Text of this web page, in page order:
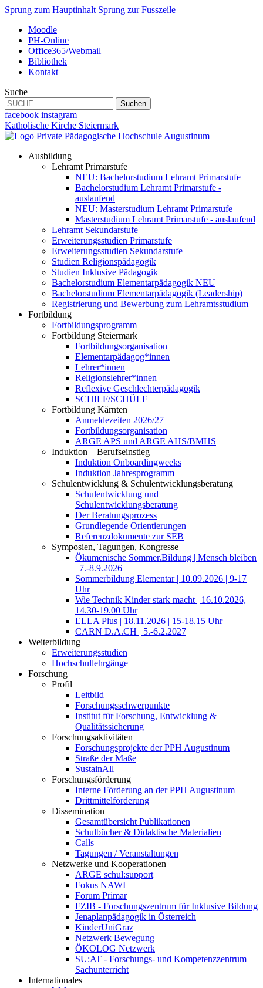
Sprung zum Hauptinhalt Sprung zur Fusszeile
Moodle
PH-Online
Office365/Webmail
Bibliothek
Kontakt
Suche
Suchen
facebook instagram
Katholische Kirche Steiermark
Ausbildung
Lehramt Primarstufe
NEU: Bachelorstudium Lehramt Primarstufe
Bachelorstudium Lehramt Primarstufe -
auslaufend
NEU: Masterstudium Lehramt Primarstufe
Masterstudium Lehramt Primarstufe - auslaufend
Lehramt Sekundarstufe
Erweiterungsstudien Primarstufe
Erweiterungsstudien Sekundarstufe
Studien Religionspädagogik
Studien Inklusive Pädagogik
Bachelorstudium Elementarpädagogik NEU
Bachelorstudium Elementarpädagogik (Leadership)
Registrierung und Bewerbung zum Lehramtsstudium
Fortbildung
Fortbildungsprogramm
Fortbildung Steiermark
Fortbildungsorganisation
Elementarpädagog*innen
Lehrer*innen
Religionslehrer*innen
Reflexive Geschlechterpädagogik
SCHILF/SCHÜLF
Fortbildung Kärnten
Anmeldezeiten 2026/27
Fortbildungsorganisation
ARGE APS und ARGE AHS/BMHS
Induktion – Berufseinstieg
Induktion Onboardingweeks
Induktion Jahresprogramm
Schulentwicklung & Schulentwicklungsberatung
Schulentwicklung und
Schulentwicklungsberatung
Der Beratungsprozess
Grundlegende Orientierungen
Referenzdokumente zur SEB
Symposien, Tagungen, Kongresse
Ökumenische Sommer.Bildung | Mensch bleiben
| 7.-8.9.2026
Sommerbildung Elementar | 10.09.2026 | 9-17
Uhr
Wie Technik Kinder stark macht | 16.10.2026,
14.30-19.00 Uhr
ELLA Plus | 18.11.2026 | 15-18.15 Uhr
CARN D.A.CH | 5.-6.2.2027
Weiterbildung
Erweiterungsstudien
Hochschullehrgänge
Forschung
Profil
Leitbild
Forschungsschwerpunkte
Institut für Forschung, Entwicklung &
Qualitätssicherung
Forschungsaktivitäten
Forschungsprojekte der PPH Augustinum
Straße der Maße
SustainAll
Forschungsförderung
Interne Förderung an der PPH Augustinum
Drittmittelförderung
Dissemination
Gesamtübersicht Publikationen
Schulbücher & Didaktische Materialien
Calls
Tagungen / Veranstaltungen
Netzwerke und Kooperationen
ARGE schul:support
Fokus NAWI
Forum Primar
FZIB - Forschungszentrum für Inklusive Bildung
Jenaplanpädagogik in Österreich
KinderUniGraz
Netzwerk Bewegung
ÖKOLOG Netzwerk
SU:AT - Forschungs- und Kompetenzzentrum
Sachunterricht
Internationales